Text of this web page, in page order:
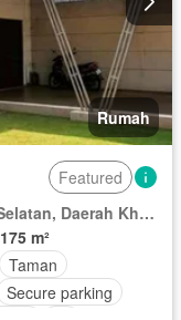
Rumah
Featured
RW 06, Ciganjur, Jagakarsa, Jakarta Selatan, Daerah Khusus Ibukota Jakarta
175 m²
Taman
Secure parking